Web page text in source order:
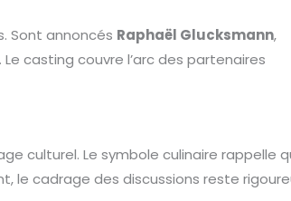
Sont annoncés Raphaël Glucksmann,
. Le casting couvre l’arc des partenaires
culturel. Le symbole culinaire rappelle
le cadrage des discussions reste